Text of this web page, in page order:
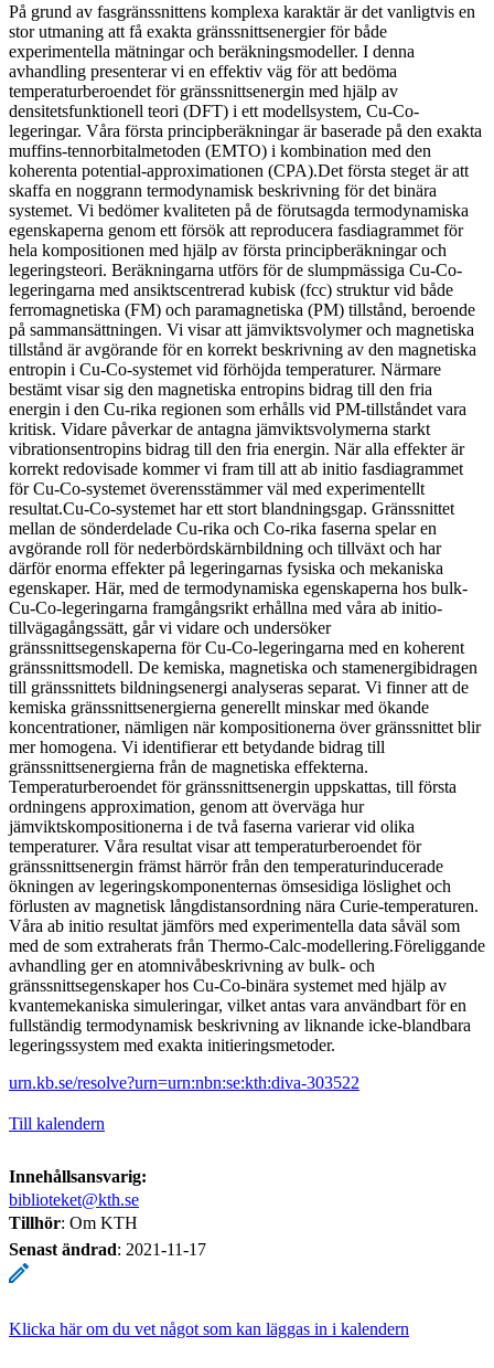
På grund av fasgränssnittens komplexa karaktär är det vanligtvis en
stor utmaning att få exakta gränssnittsenergier för både
experimentella mätningar och beräkningsmodeller. I denna
avhandling presenterar vi en effektiv väg för att bedöma
temperaturberoendet för gränssnittsenergin med hjälp av
densitetsfunktionell teori (DFT) i ett modellsystem, Cu-Co-
legeringar. Våra första principberäkningar är baserade på den exakta
muffins-tennorbitalmetoden (EMTO) i kombination med den
koherenta potential-approximationen (CPA).Det första steget är att
skaffa en noggrann termodynamisk beskrivning för det binära
systemet. Vi bedömer kvaliteten på de förutsagda termodynamiska
egenskaperna genom ett försök att reproducera fasdiagrammet för
hela kompositionen med hjälp av första principberäkningar och
legeringsteori. Beräkningarna utförs för de slumpmässiga Cu-Co-
legeringarna med ansiktscentrerad kubisk (fcc) struktur vid både
ferromagnetiska (FM) och paramagnetiska (PM) tillstånd, beroende
på sammansättningen. Vi visar att jämviktsvolymer och magnetiska
tillstånd är avgörande för en korrekt beskrivning av den magnetiska
entropin i Cu-Co-systemet vid förhöjda temperaturer. Närmare
bestämt visar sig den magnetiska entropins bidrag till den fria
energin i den Cu-rika regionen som erhålls vid PM-tillståndet vara
kritisk. Vidare påverkar de antagna jämviktsvolymerna starkt
vibrationsentropins bidrag till den fria energin. När alla effekter är
korrekt redovisade kommer vi fram till att ab initio fasdiagrammet
för Cu-Co-systemet överensstämmer väl med experimentellt
resultat.Cu-Co-systemet har ett stort blandningsgap. Gränssnittet
mellan de sönderdelade Cu-rika och Co-rika faserna spelar en
avgörande roll för nederbördskärnbildning och tillväxt och har
därför enorma effekter på legeringarnas fysiska och mekaniska
egenskaper. Här, med de termodynamiska egenskaperna hos bulk-
Cu-Co-legeringarna framgångsrikt erhållna med våra ab initio-
tillvägagångssätt, går vi vidare och undersöker
gränssnittsegenskaperna för Cu-Co-legeringarna med en koherent
gränssnittsmodell. De kemiska, magnetiska och stamenergibidragen
till gränssnittets bildningsenergi analyseras separat. Vi finner att de
kemiska gränssnittsenergierna generellt minskar med ökande
koncentrationer, nämligen när kompositionerna över gränssnittet blir
mer homogena. Vi identifierar ett betydande bidrag till
gränssnittsenergierna från de magnetiska effekterna.
Temperaturberoendet för gränssnittsenergin uppskattas, till första
ordningens approximation, genom att överväga hur
jämviktskompositionerna i de två faserna varierar vid olika
temperaturer. Våra resultat visar att temperaturberoendet för
gränssnittsenergin främst härrör från den temperaturinducerade
ökningen av legeringskomponenternas ömsesidiga löslighet och
förlusten av magnetisk långdistansordning nära Curie-temperaturen.
Våra ab initio resultat jämförs med experimentella data såväl som
med de som extraherats från Thermo-Calc-modellering.Föreliggande
avhandling ger en atomnivåbeskrivning av bulk- och
gränssnittsegenskaper hos Cu-Co-binära systemet med hjälp av
kvantemekaniska simuleringar, vilket antas vara användbart för en
fullständig termodynamisk beskrivning av liknande icke-blandbara
legeringssystem med exakta initieringsmetoder.
urn.kb.se/resolve?urn=urn:nbn:se:kth:diva-303522
Till kalendern
Innehållsansvarig:
biblioteket@kth.se
Tillhör: Om KTH
Senast ändrad: 2021-11-17
Klicka här om du vet något som kan läggas in i kalendern